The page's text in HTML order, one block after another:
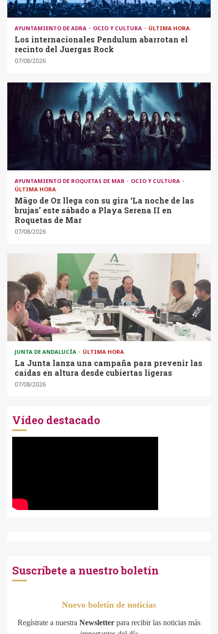
AYUNTAMIENTO DE ADRA OCIO Y CULTURA ÚLTIMA HORA
Los internacionales Pendulum abarrotan el
recinto del Juergas Rock
07/08/2026
AYUNTAMIENTO DE ROQUETAS DE MAR
OCIO Y CULTURA
ÚLTIMA HORA
Mägo de Oz llega con su gira ‘La noche de las
brujas’ este sábado a Playa Serena II en
Roquetas de Mar
07/08/2026
JUNTA DE ANDALUCÍA ÚLTIMA HORA
La Junta lanza una campaña para prevenir las
caídas en altura desde cubiertas ligeras
07/08/2026
Vídeo destacado
Suscríbete a nuestro boletín
Nuevo boletín de noticias
Regístrate a nuestra Newsletter para recibir las noticias más